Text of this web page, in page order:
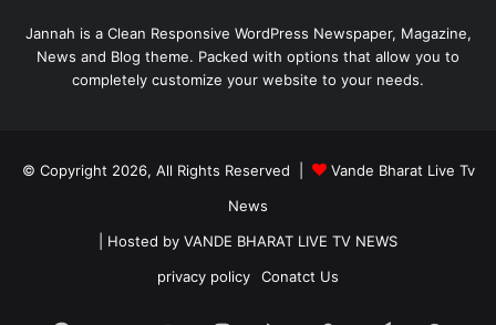
Jannah is a Clean Responsive WordPress Newspaper, Magazine,
News and Blog theme. Packed with options that allow you to
completely customize your website to your needs.
© Copyright 2026, All Rights Reserved |
Vande Bharat Live Tv
News
| Hosted by VANDE BHARAT LIVE TV NEWS
privacy policy
Conatct Us